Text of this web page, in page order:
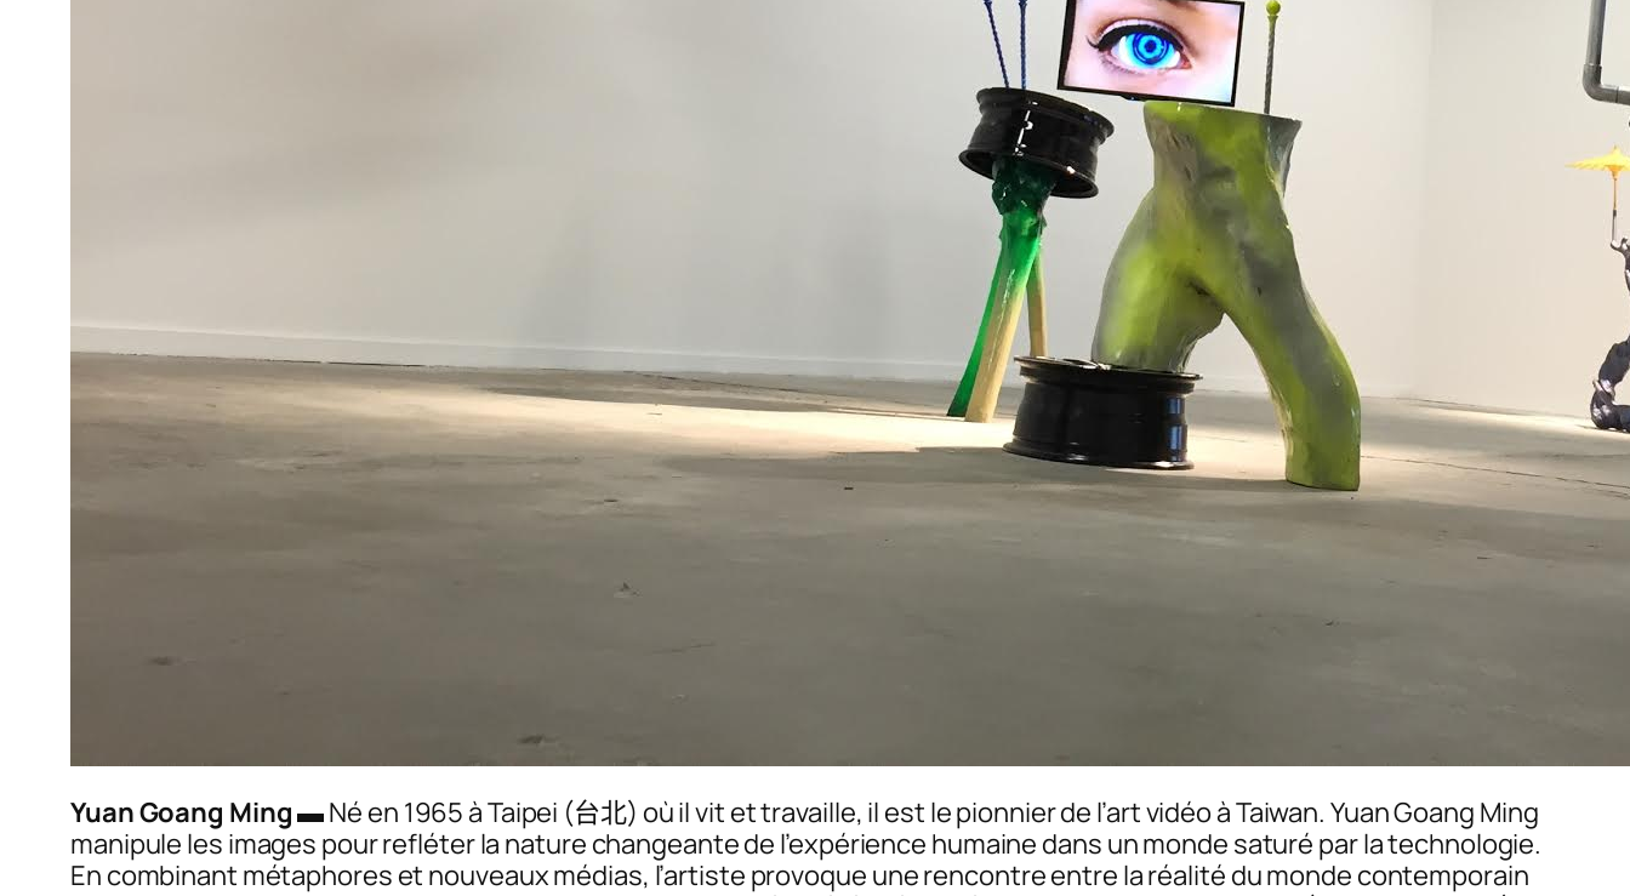
Yuan Goang Ming▬ Né en 1965 à Taipei (台北) où il vit et travaille, il est le pionnier de l’art vidéo à Taiwan. Yuan Goang Ming
manipule les images pour refléter la nature changeante de l’expérience humaine dans un monde saturé par la technologie.
En combinant métaphores et nouveaux médias, l’artiste provoque une rencontre entre la réalité du monde contemporain